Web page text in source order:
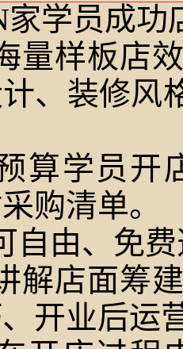
家学员成功
量样板店
、装修风
算学员开
购清单。
自由、免
解店面筹
开业后运